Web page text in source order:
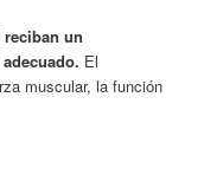
un
El
muscular, la función